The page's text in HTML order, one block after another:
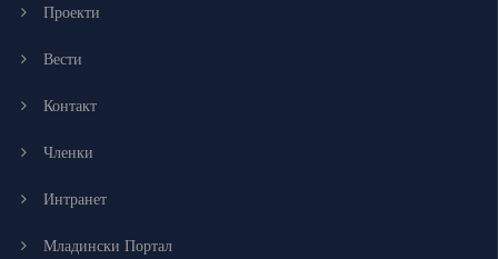
Проекти
Вести
Контакт
Членки
Интранет
Младински Портал